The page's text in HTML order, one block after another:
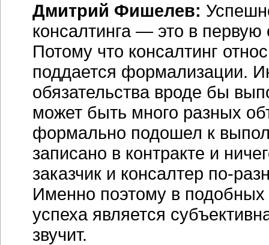
Дмитрий Фишелев:
консалтинга — это в первую
Потому что консалтинг
поддается формализации.
обязательства вроде бы
может быть много разных
формально подошел к
записано в контракте и
заказчик и консалтер по-
Именно поэтому в
успеха является
звучит.